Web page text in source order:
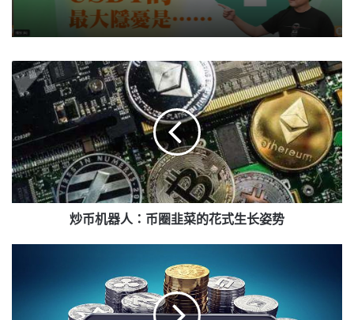
币
机
人：
币
圈
韭
菜
炒币机器人：币圈韭菜的花式生长姿势